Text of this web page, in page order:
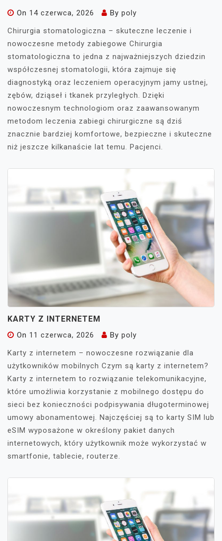
On 14 czerwca, 2026 By poly
Chirurgia stomatologiczna – skuteczne leczenie i
nowoczesne metody zabiegowe Chirurgia
stomatologiczna to jedna z najważniejszych dziedzin
współczesnej stomatologii, która zajmuje się
diagnostyką oraz leczeniem operacyjnym jamy ustnej,
zębów, dziąseł i tkanek przyległych. Dzięki
nowoczesnym technologiom oraz zaawansowanym
metodom leczenia zabiegi chirurgiczne są dziś
znacznie bardziej komfortowe, bezpieczne i skuteczne
niż jeszcze kilkanaście lat temu. Pacjenci.
KARTY Z INTERNETEM
On 11 czerwca, 2026 By poly
Karty z internetem – nowoczesne rozwiązanie dla
użytkowników mobilnych Czym są karty z internetem?
Karty z internetem to rozwiązanie telekomunikacyjne,
które umożliwia korzystanie z mobilnego dostępu do
sieci bez konieczności podpisywania długoterminowej
umowy abonamentowej. Najczęściej są to karty SIM lub
eSIM wyposażone w określony pakiet danych
internetowych, który użytkownik może wykorzystać w
smartfonie, tablecie, routerze.